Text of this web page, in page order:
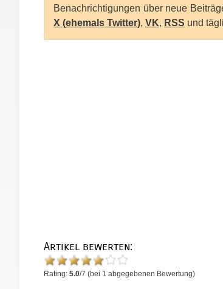
Benachrichtigungen über neue
X (ehemals Twitter), VK, RSS und
Artikel bewerten:
Rating: 5.0/7 (bei 1 abgegebenen Bewertung)